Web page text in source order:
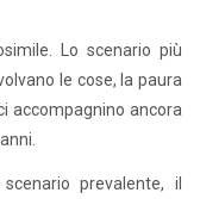
Lo scenario più
le cose, la paura
accompagnino ancora
prevalente, il